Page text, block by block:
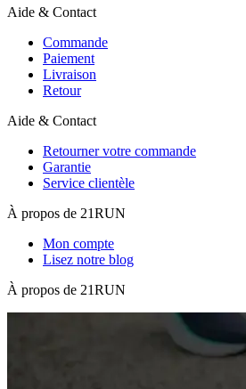
Aide & Contact
Commande
Paiement
Livraison
Retour
Aide & Contact
Retourner votre commande
Garantie
Service clientèle
À propos de 21RUN
Mon compte
Lisez notre blog
À propos de 21RUN